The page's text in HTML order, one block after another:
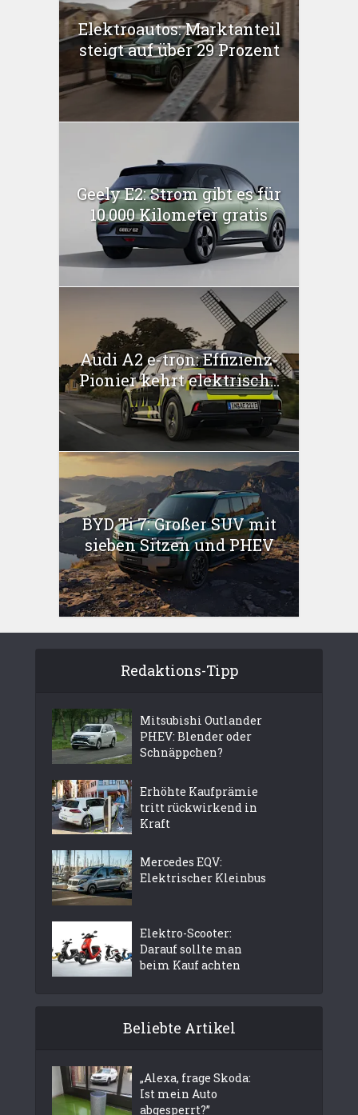
Elektroautos: Marktanteil
steigt auf über 29 Prozent
Geely E2: Strom gibt es für
10.000 Kilometer gratis
Audi A2 e-tron: Effizienz-
Pionier kehrt elektrisch...
BYD Ti 7: Großer SUV mit
sieben Sitzen und PHEV
Redaktions-Tipp
Mitsubishi Outlander
PHEV: Blender oder
Schnäppchen?
Erhöhte Kaufprämie
tritt rückwirkend in
Kraft
Mercedes EQV:
Elektrischer Kleinbus
Elektro-Scooter:
Darauf sollte man
beim Kauf achten
Beliebte Artikel
„Alexa, frage Skoda:
Ist mein Auto
abgesperrt?”